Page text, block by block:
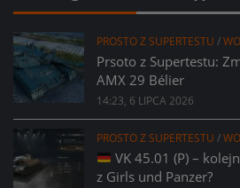
PROSTO Z SUPERTESTU /
Prsoto z Supertestu:
AMX 29 Bélier
14:23, 6 LIPCA 2026
PROSTO Z SUPERTESTU /
VK 45.01 (P) –
z Girls und Panzer?